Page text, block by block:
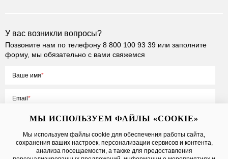
У вас возникли вопросы?
Позвоните нам по телефону 8 800 100 93 39 или заполните
форму, мы обязательно с вами свяжемся
Ваше имя
Email
Нажимая на кнопку «Отправить», вы принимаете условияПубличной
оферты, даетесогласие на обработку персональных данных
МЫ ИСПОЛЬЗУЕМ ФАЙЛЫ «COOKIE»
Мы используем файлы cookie для обеспечения работы сайта,
сохранения ваших настроек, персонализации сервисов и контента,
анализа посещаемости, а также для предоставления